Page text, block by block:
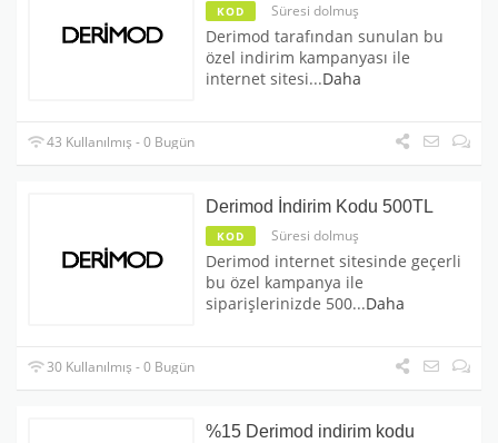
KOD Süresi dolmuş
Derimod tarafından sunulan bu
özel indirim kampanyası ile
internet sitesi...Daha
43 Kullanılmış - 0 Bugün
Derimod İndirim Kodu 500TL
KOD Süresi dolmuş
Derimod internet sitesinde geçerli
bu özel kampanya ile
siparişlerinizde 500...Daha
30 Kullanılmış - 0 Bugün
%15 Derimod indirim kodu